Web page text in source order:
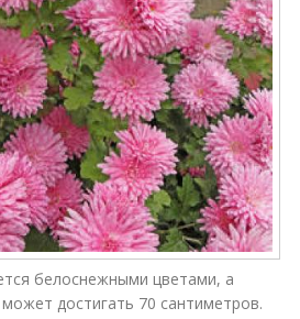
белоснежными цветами, а
достигать 70 сантиметров.